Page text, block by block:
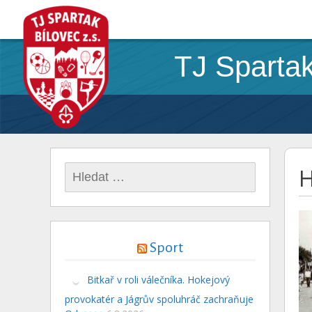
TJ
Vyhledávání
Sport
Bitkař v roli válečníka. Hokejový
provokatér a Jágrův spoluhráč zachraňuje